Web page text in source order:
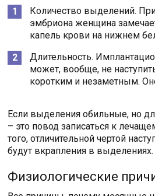
Количество выделений.
эмбриона женщина
капель крови на нижнем
Длительность.
может, вообще, не
коротким и незаметным.
Если выделения обильные, но
– это повод записаться к
того, отличительной чертой
будут вкрапления в выделениях.
Физиологические